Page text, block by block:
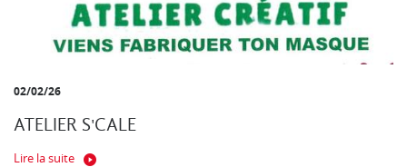
02/02/26
ATELIER S'CALE
Lire la suite